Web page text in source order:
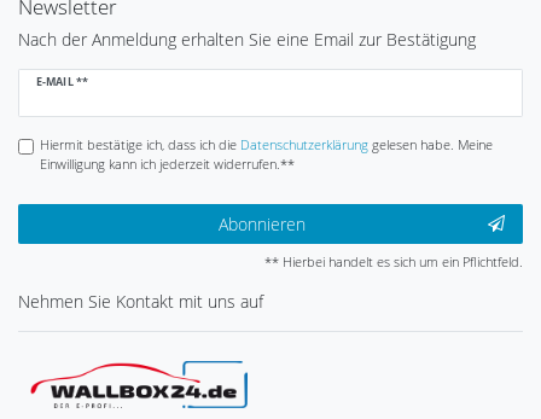
Newsletter
Nach der Anmeldung erhalten Sie eine Email zur Bestätigung
E-MAIL **
Newsletter
Hiermit bestätige ich, dass ich die Daten­schutz­erklärunggelesen habe. Meine
Einwilligung kann ich jederzeit widerrufen.**
Abonnieren
** Hierbei handelt es sich um ein Pflichtfeld.
Nehmen Sie Kontakt mit uns auf